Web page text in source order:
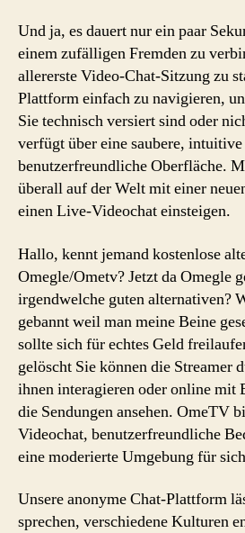
Und ja, es dauert nur ein paar
einem zufälligen Fremden zu
allererste Video-Chat-Sitzung zu
Plattform einfach zu navigieren,
Sie technisch versiert sind oder
verfügt über eine saubere,
benutzerfreundliche Oberfläche.
überall auf der Welt mit einer
einen Live-Videochat einsteigen.
Hallo, kennt jemand kostenlose
Omegle/Ometv? Jetzt da Omegle
irgendwelche guten alternativen?
gebannt weil man meine Beine
sollte sich für echtes Geld
gelöscht Sie können die Streamer
ihnen interagieren oder online mit
die Sendungen ansehen. OmeTV
Videochat, benutzerfreundliche
eine moderierte Umgebung für
Unsere anonyme Chat-Plattform
sprechen, verschiedene Kulturen